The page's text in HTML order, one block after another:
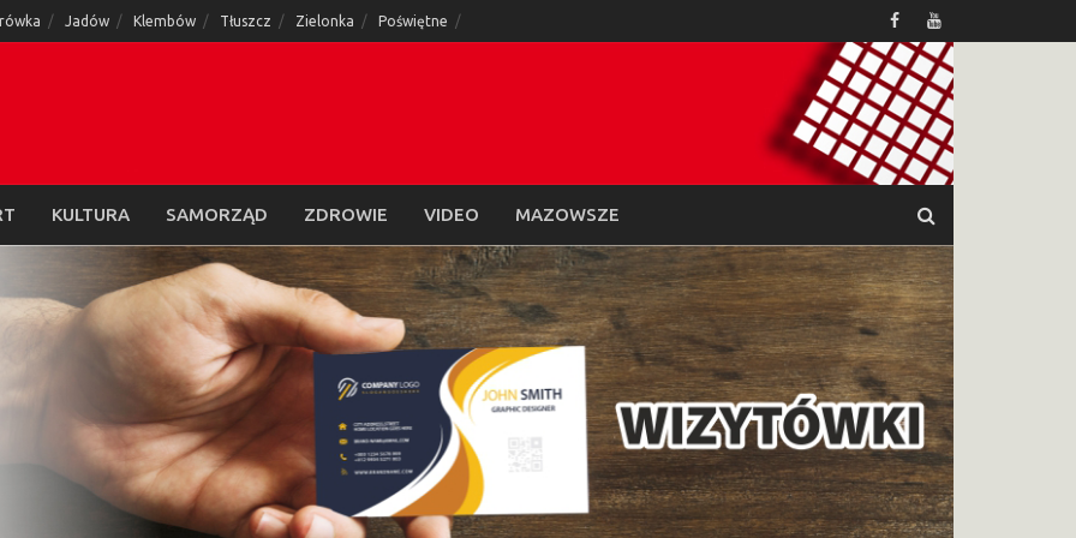
Jadów Klembów Tłuszcz Zielonka Poświętne
KULTURA SAMORZĄD ZDROWIE VIDEO MAZOWSZE